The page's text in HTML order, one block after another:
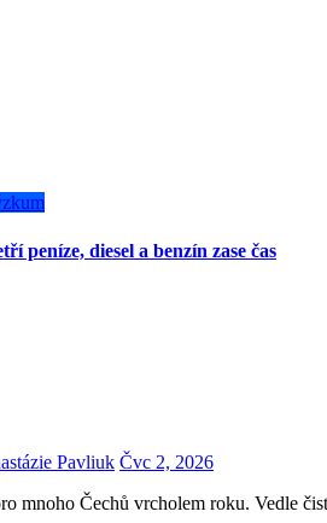
peníze, diesel a benzín zase čas
Pavliuk Čvc 2, 2026
mnoho Čechů vrcholem roku. Vedle